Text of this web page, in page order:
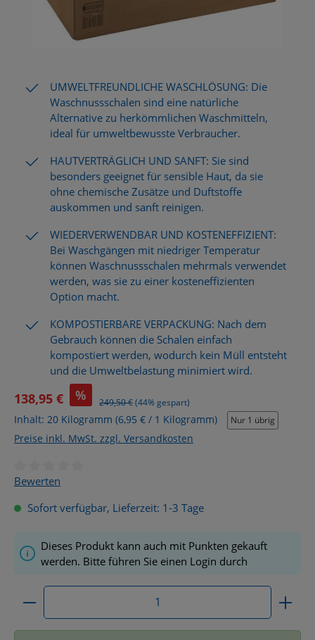
UMWELTFREUNDLICHE WASCHLÖSUNG: Die
Waschnussschalen sind eine natürliche
Alternative zu herkömmlichen Waschmitteln,
ideal für umweltbewusste Verbraucher.
HAUTVERTRÄGLICH UND SANFT: Sie sind
besonders geeignet für sensible Haut, da sie
ohne chemische Zusätze und Duftstoffe
auskommen und sanft reinigen.
WIEDERVERWENDBAR UND KOSTENEFFIZIENT:
Bei Waschgängen mit niedriger Temperatur
können Waschnussschalen mehrmals verwendet
werden, was sie zu einer kosteneffizienten
Option macht.
KOMPOSTIERBARE VERPACKUNG: Nach dem
Gebrauch können die Schalen einfach
kompostiert werden, wodurch kein Müll entsteht
und die Umweltbelastung minimiert wird.
138,95 € % Regulärer Preis:
249,50 €(44% gespart)
Inhalt: 20 Kilogramm (6,95 € / 1 Kilogramm) Nur 1 übrig
Preise inkl. MwSt. zzgl. Versandkosten
Durchschnittliche Bewertung von 0 von 5 Sternen
Bewerten
Sofort verfügbar, Lieferzeit: 1-3 Tage
Dieses Produkt kann auch mit Punkten gekauft
werden. Bitte führen Sie einen Login durch
Produkt Anzahl: Gib den gewünschten Wert ein